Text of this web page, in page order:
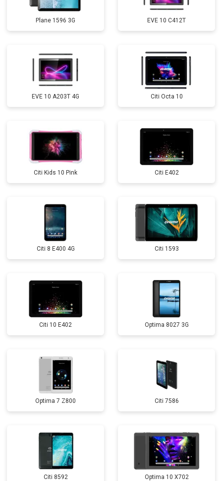
Plane 1596 3G EVE 10 C412T
EVE 10 A203T 4G Citi Octa 10
Citi Kids 10 Pink Citi E402
Citi 8 E400 4G Citi 1593
Citi 10 E402 Optima 8027 3G
Optima 7 Z800 Citi 7586
Citi 8592 Optima 10 X702